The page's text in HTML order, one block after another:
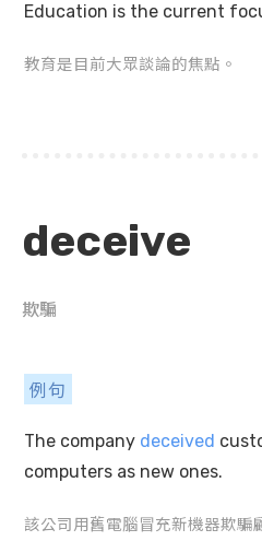
Education is the current
教育是目前大眾談論的焦點。
deceive
欺騙
例句
The company deceived
computers as new ones.
該公司用舊電腦冒充新機器欺騙